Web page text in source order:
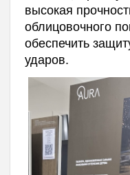
высокая
облицовочного
обеспечить
ударов.